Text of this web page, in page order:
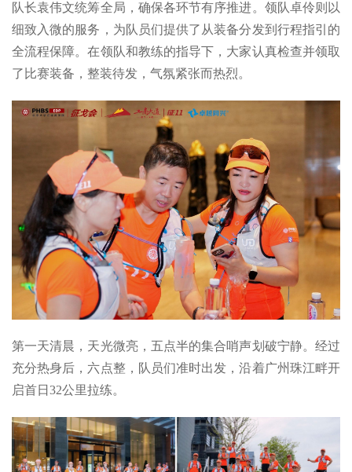
队长袁伟文统筹全局，确保各环节有序推进。领队卓伶则以
细致入微的服务，为队员们提供了从装备分发到行程指引的
全流程保障。在领队和教练的指导下，大家认真检查并领取
了比赛装备，整装待发，气氛紧张而热烈。
第一天清晨，天光微亮，五点半的集合哨声划破宁静。经过
充分热身后，六点整，队员们准时出发，沿着广州珠江畔开
启首日32公里拉练。